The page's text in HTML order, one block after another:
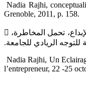
Nadia Rajhi,
Grenoble, 2011, p. 158.‎
 ‎‏ الدراسة الحالية تبنت الاتجاه الذي يستخدم ثلاثة أبعاد للتوجه الريادي الإبداع، تحمل المخاطرة والمبادرة، على اعتبار أن هناك اتجاه آخر ‏يستخدم خمسة أبعاد للتوجه الريادي والتي تمثل، الإبداع، تحمل المخاطرة،
للتوجه الريادي للجامعة.‏
Nadia Rajhi, Un Eclairage A La Compréhension De
l’entrepreneur, 22 -25